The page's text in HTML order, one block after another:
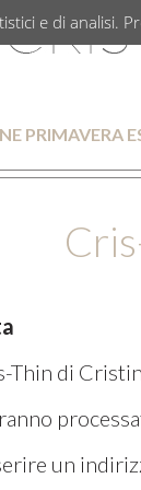
PRIMAVERA
di
un
e di analisi.